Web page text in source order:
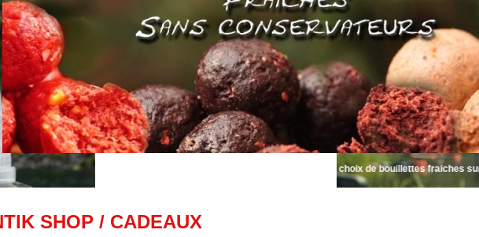
Bienvenue sur Autentik Sniper... le plus grand choix de bouillettes fraiches sur mesure.
SHOP / CADEAUX